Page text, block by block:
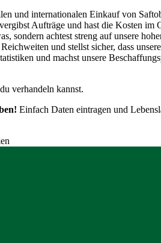
und internationalen Einkauf von
Aufträge und hast die Kosten im
sondern achtest streng auf unsere
und stellst sicher, dass
und machst unsere
verhandeln kannst.
Einfach Daten eintragen und